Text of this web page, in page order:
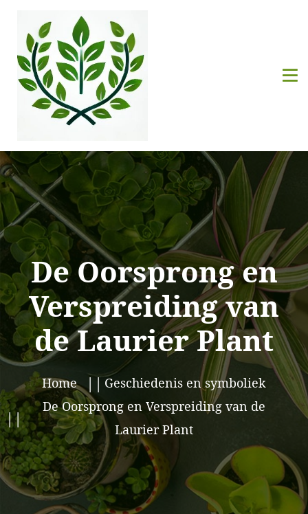
De Oorsprong en
Verspreiding van
de Laurier Plant
Home
Geschiedenis en symboliek
De Oorsprong en Verspreiding van de
Laurier Plant